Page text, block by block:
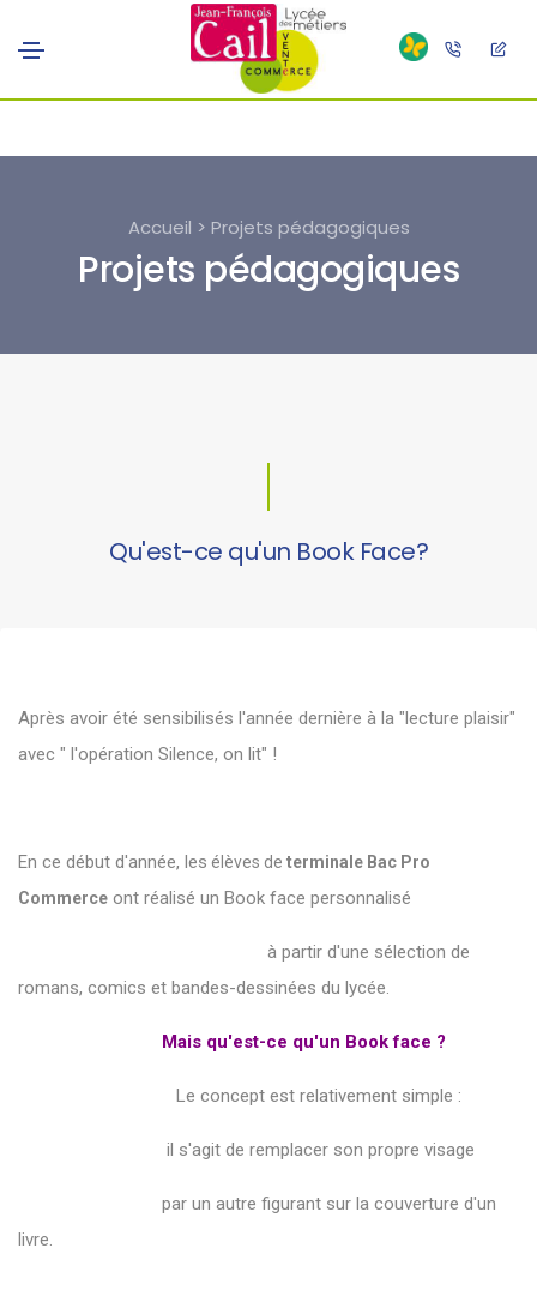
Accueil > Projets pédagogiques
Projets pédagogiques
Qu'est-ce qu'un Book Face?
Après avoir été sensibilisés l'année dernière à la "lecture plaisir"
avec " l'opération Silence, on lit" !
En ce début d'année, les élèves de terminale Bac Pro
Commerce ont réalisé un Book face personnalisé
à partir d'une sélection de
romans, comics et bandes-dessinées du lycée.
Mais qu'est-ce qu'un Book face ?
Le concept est relativement simple :
il s'agit de remplacer son propre visage
par un autre figurant sur la couverture d'un
livre.